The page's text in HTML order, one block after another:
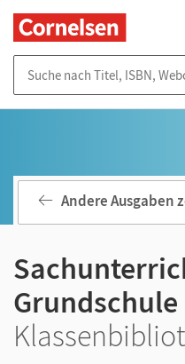
Andere Ausgaben
Grundschule